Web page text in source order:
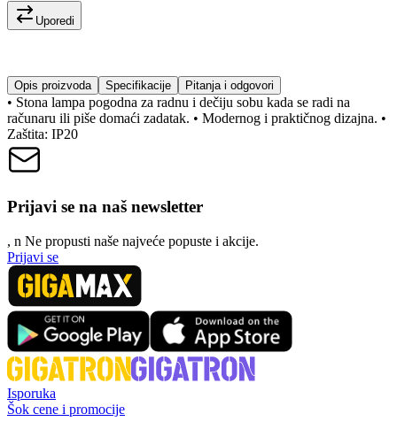
Uporedi
Opis proizvoda Specifikacije Pitanja i odgovori
• Stona lampa pogodna za radnu i dečiju sobu kada se radi na
računaru ili piše domaći zadatak. • Modernog i praktičnog dizajna. •
Zaštita: IP20
Prijavi se na naš newsletter
, n Ne propusti naše najveće popuste i akcije.
Prijavi se
Isporuka
Šok cene i promocije